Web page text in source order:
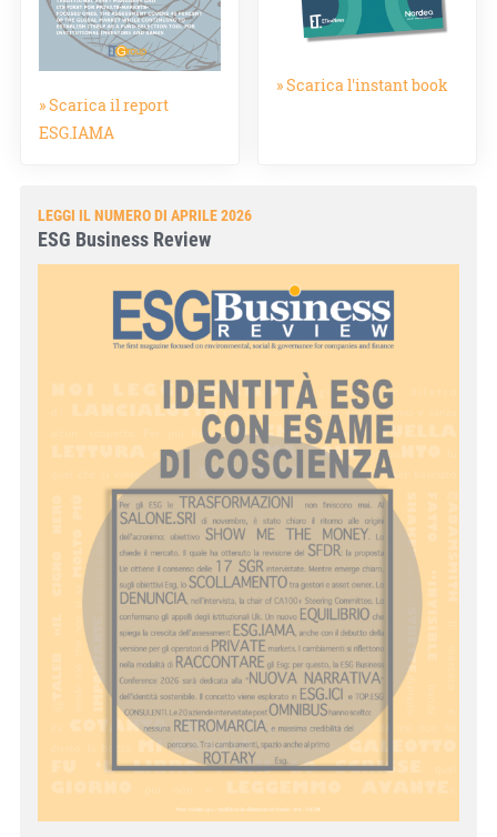
» Scarica il report
ESG.IAMA
» Scarica l'instant book
LEGGI IL NUMERO DI APRILE 2026
ESG Business Review